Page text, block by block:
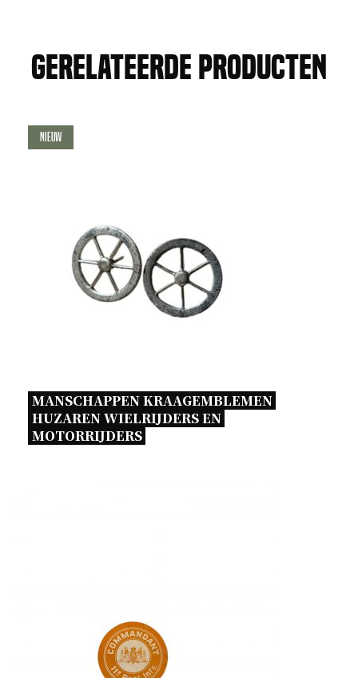
Gerelateerde producten
Nieuw
MANSCHAPPEN KRAAGEMBLEMEN
HUZAREN WIELRIJDERS EN
MOTORRIJDERS